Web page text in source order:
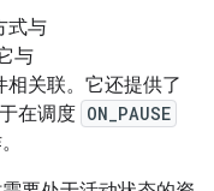
式与
与
相关联。它还提供了
在调度 ON_PAUSE